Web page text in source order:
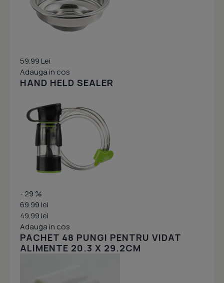
59.99 Lei
Adauga in cos
HAND HELD SEALER
- 29 %
69.99 lei
49.99 lei
Adauga in cos
PACHET 48 PUNGI PENTRU VIDAT
ALIMENTE 20.3 X 29.2CM